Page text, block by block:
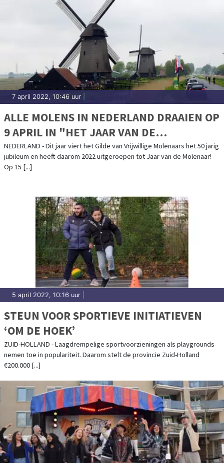
7 april 2022, 10:46 uur
ALLE MOLENS IN NEDERLAND DRAAIEN OP
9 APRIL IN "HET JAAR VAN DE
MOLENAAR"
NEDERLAND - Dit jaar viert het Gilde van Vrijwillige Molenaars het 50 jarig
jubileum en heeft daarom 2022 uitgeroepen tot Jaar van de Molenaar!
Op 15 [...]
5 april 2022, 10:16 uur
STEUN VOOR SPORTIEVE INITIATIEVEN
‘OM DE HOEK’
ZUID-HOLLAND - Laagdrempelige sportvoorzieningen als playgrounds
nemen toe in populariteit. Daarom stelt de provincie Zuid-Holland
€200.000 [...]